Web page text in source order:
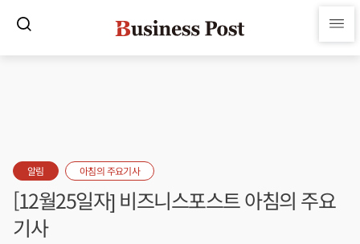
알림 아침의 주요기사
[12월25일자] 비즈니스포스트 아침의 주요
기사